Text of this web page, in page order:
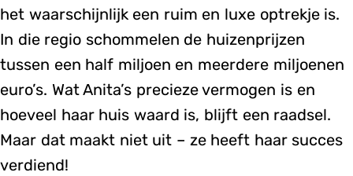
het waarschijnlijk een ruim en luxe optrekje is.
In die regio schommelen de huizenprijzen
tussen een half miljoen en meerdere miljoenen
euro’s. Wat Anita’s precieze vermogen is en
hoeveel haar huis waard is, blijft een raadsel.
Maar dat maakt niet uit – ze heeft haar succes
verdiend!